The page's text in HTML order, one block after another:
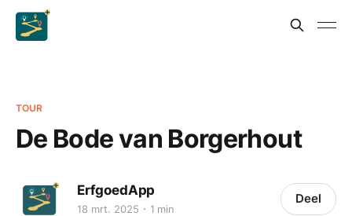
TOUR
De Bode van Borgerhout
ErfgoedApp
18 mrt. 2025 1 min
Deel